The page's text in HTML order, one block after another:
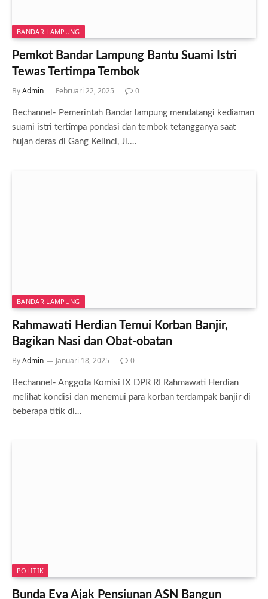
BANDAR LAMPUNG
Pemkot Bandar Lampung Bantu Suami Istri
Tewas Tertimpa Tembok
ByAdmin Februari 22, 2025 0
Bechannel- Pemerintah Bandar lampung mendatangi kediaman
suami istri tertimpa pondasi dan tembok tetangganya saat
hujan deras di Gang Kelinci, Jl.…
BANDAR LAMPUNG
Rahmawati Herdian Temui Korban Banjir,
Bagikan Nasi dan Obat-obatan
ByAdmin Januari 18, 2025 0
Bechannel- Anggota Komisi IX DPR RI Rahmawati Herdian
melihat kondisi dan menemui para korban terdampak banjir di
beberapa titik di…
POLITIK
Bunda Eva Ajak Pensiunan ASN Bangun